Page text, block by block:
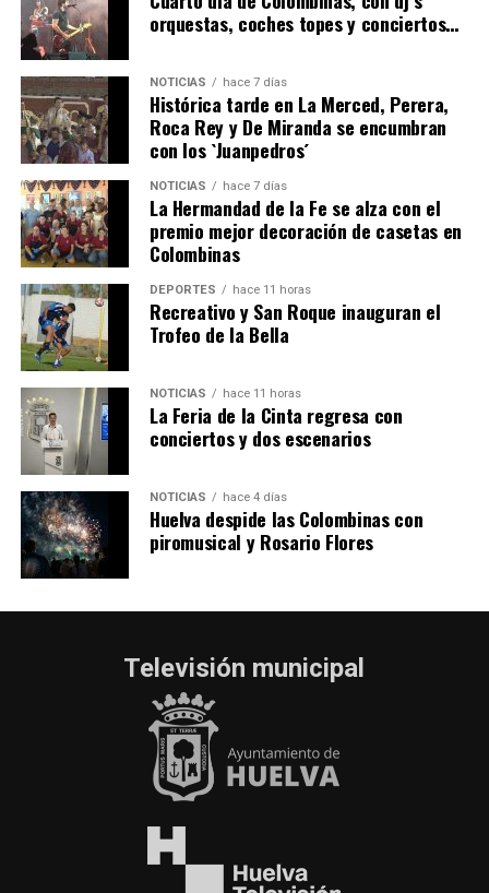
QUINTA CORRIDA DE LAS FIESTAS COLOMBINAS
2026
hace 4 días· Huelvatv
orquestas, coches topes y conciertos…
NOTICIAS hace 7 días
Histórica tarde en La Merced, Perera,
Roca Rey y De Miranda se encumbran
con los `Juanpedros´
NOTICIAS hace 7 días
La Hermandad de la Fe se alza con el
premio mejor decoración de casetas en
Colombinas
DEPORTES hace 11 horas
Recreativo y San Roque inauguran el
Trofeo de la Bella
NOTICIAS hace 11 horas
La Feria de la Cinta regresa con
conciertos y dos escenarios
NOTICIAS hace 4 días
Huelva despide las Colombinas con
piromusical y Rosario Flores
Televisión municipal